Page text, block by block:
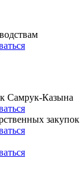
Самрук-Казына
закупок